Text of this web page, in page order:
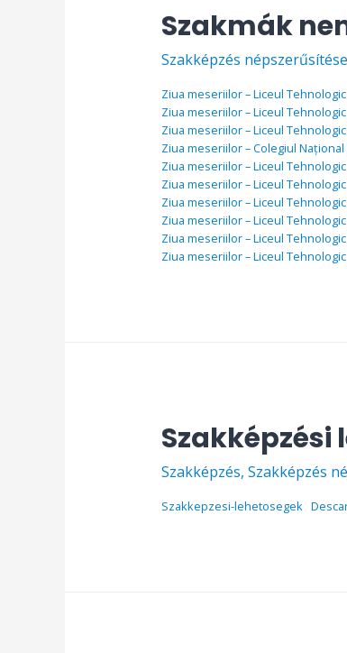
Szakmák
Szakképzés népszerűsítése
Ziua meseriilor – Liceul
Ziua meseriilor – Liceul
Ziua meseriilor – Liceul
Ziua meseriilor – Colegiul Național
Ziua meseriilor – Liceul
Ziua meseriilor – Liceul
Ziua meseriilor – Liceul
Ziua meseriilor – Liceul Tehnologic
Ziua meseriilor – Liceul
Ziua meseriilor – Liceul
Szakképzés, Szakképzés
Szakkepzesi-lehetosegek